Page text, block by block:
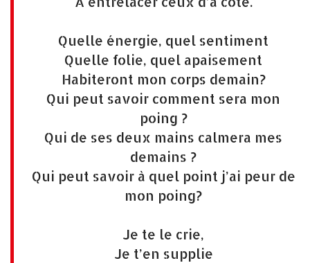
Quelle énergie, quel sentiment
Quelle folie, quel apaisement
Habiteront mon corps demain?
Qui peut savoir comment sera mon
poing ?
Qui de ses deux mains calmera mes
demains ?
Qui peut savoir à quel point j’ai peur de
mon poing?
Je te le crie,
Je t’en supplie